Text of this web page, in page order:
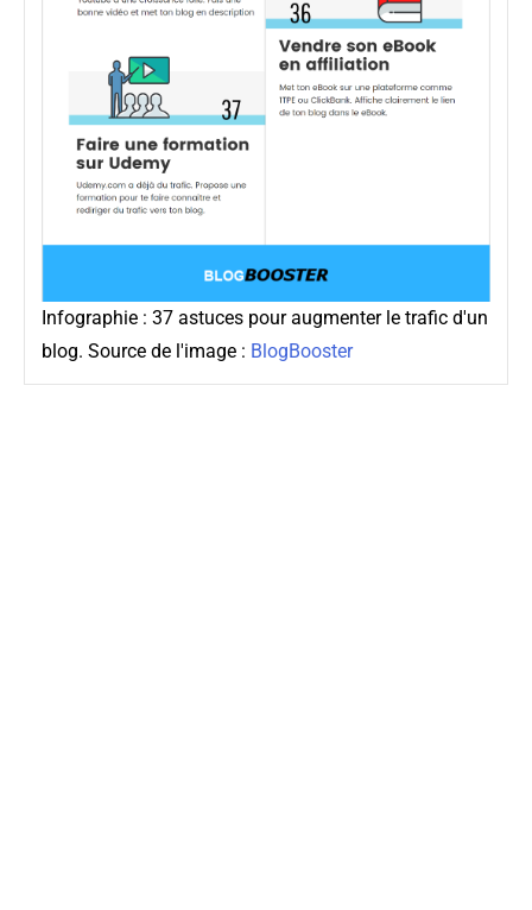
Infographie : 37 astuces pour augmenter le trafic d'un
blog. Source de l'image : BlogBooster